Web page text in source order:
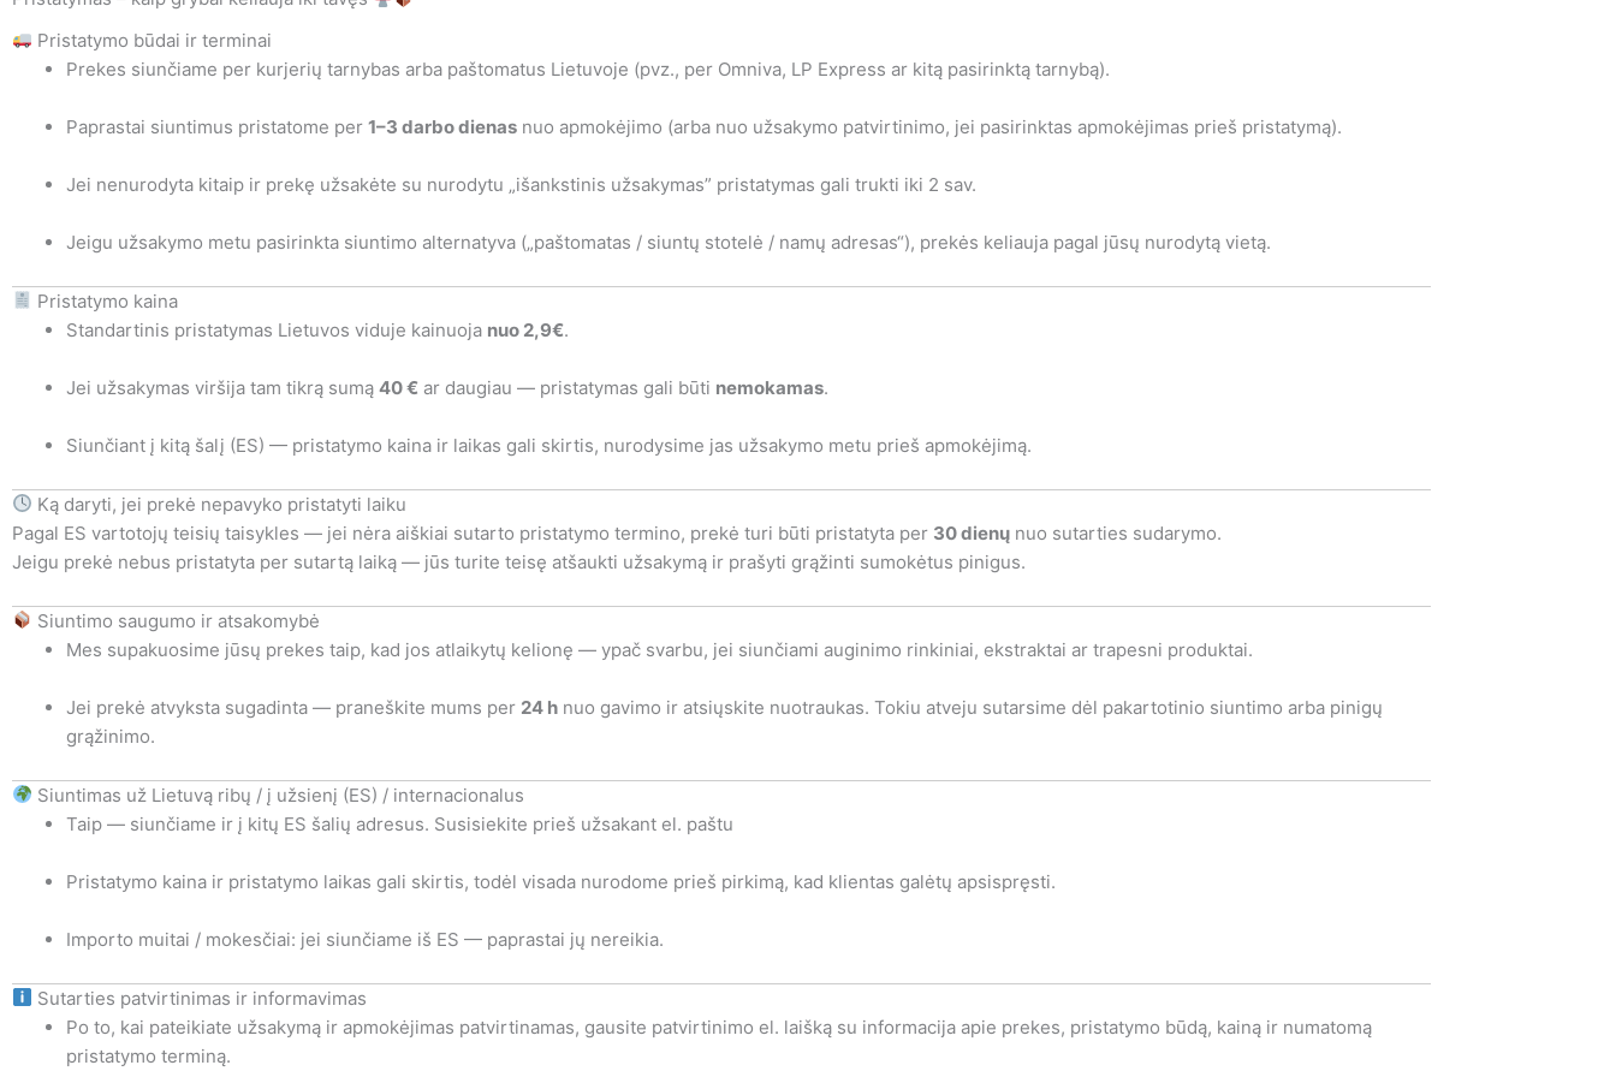
Pristatymo būdai ir terminai
Prekes siunčiame per kurjerių tarnybas arba paštomatus Lietuvoje (pvz., per Omniva, LP Express ar kitą pasirinktą tarnybą).
Paprastai siuntimus pristatome per 1–3 darbo dienas nuo apmokėjimo (arba nuo užsakymo patvirtinimo, jei pasirinktas apmokėjimas prieš pristatymą).
Jei nenurodyta kitaip ir prekę užsakėte su nurodytu „išankstinis užsakymas” pristatymas gali trukti iki 2 sav.
Jeigu užsakymo metu pasirinkta siuntimo alternatyva („paštomatas / siuntų stotelė / namų adresas“), prekės keliauja pagal jūsų nurodytą vietą.
Pristatymo kaina
Standartinis pristatymas Lietuvos viduje kainuoja nuo 2,9€.
Jei užsakymas viršija tam tikrą sumą 40 € ar daugiau — pristatymas gali būti nemokamas.
Siunčiant į kitą šalį (ES) — pristatymo kaina ir laikas gali skirtis, nurodysime jas užsakymo metu prieš apmokėjimą.
Ką daryti, jei prekė nepavyko pristatyti laiku
Pagal ES vartotojų teisių taisykles — jei nėra aiškiai sutarto pristatymo termino, prekė turi būti pristatyta per 30 dienų nuo sutarties sudarymo.
Jeigu prekė nebus pristatyta per sutartą laiką — jūs turite teisę atšaukti užsakymą ir prašyti grąžinti sumokėtus pinigus.
Siuntimo saugumo ir atsakomybė
Mes supakuosime jūsų prekes taip, kad jos atlaikytų kelionę — ypač svarbu, jei siunčiami auginimo rinkiniai, ekstraktai ar trapesni produktai.
Jei prekė atvyksta sugadinta — praneškite mums per 24 h nuo gavimo ir atsiųskite nuotraukas. Tokiu atveju sutarsime dėl pakartotinio siuntimo arba pinigų
grąžinimo.
Siuntimas už Lietuvą ribų / į užsienį (ES) / internacionalus
Taip — siunčiame ir į kitų ES šalių adresus. Susisiekite prieš užsakant el. paštu
Pristatymo kaina ir pristatymo laikas gali skirtis, todėl visada nurodome prieš pirkimą, kad klientas galėtų apsispręsti.
Importo muitai / mokesčiai: jei siunčiame iš ES — paprastai jų nereikia.
Sutarties patvirtinimas ir informavimas
Po to, kai pateikiate užsakymą ir apmokėjimas patvirtinamas, gausite patvirtinimo el. laišką su informacija apie prekes, pristatymo būdą, kainą ir numatomą
pristatymo terminą.